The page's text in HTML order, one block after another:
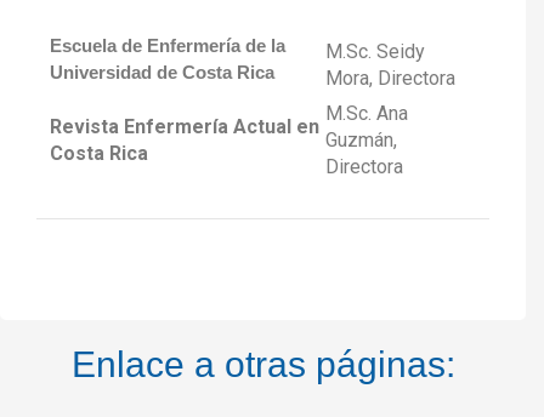
Escuela de Enfermería de la
Universidad de Costa Rica
M.Sc. Seidy
Mora, Directora
Revista Enfermería Actual en
Costa Rica
M.Sc. Ana
Guzmán,
Directora
Enlace a otras páginas: